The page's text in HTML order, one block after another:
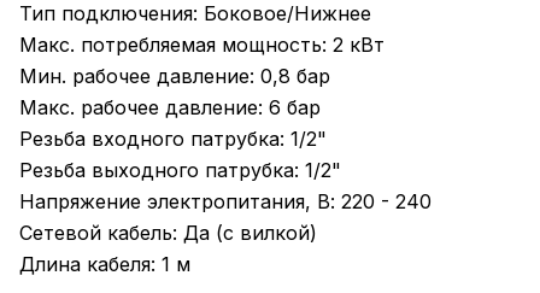
Тип подключения: Боковое/Нижнее
Макс. потребляемая мощность: 2 кВт
Мин. рабочее давление: 0,8 бар
Макс. рабочее давление: 6 бар
Резьба входного патрубка: 1/2"
Резьба выходного патрубка: 1/2"
Напряжение электропитания, В: 220 - 240
Сетевой кабель: Да (с вилкой)
Длина кабеля: 1 м